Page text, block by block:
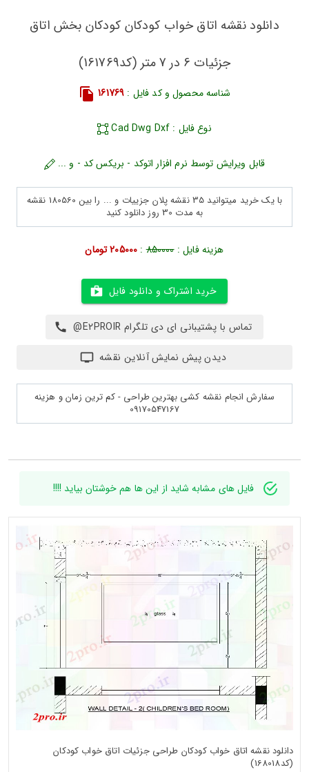
دانلود نقشه اتاق خواب کودکان کودکان بخش اتاق
جزئیات 6 در 7 متر (کد161769)
شناسه محصول و کد فایل : 161769
نوع فایل : Cad Dwg Dxf
قابل ویرایش توسط نرم افزار اتوکد - بریکس کد - و ...
با یک خرید میتوانید 35 نقشه پلان جزییات و ... را بین 180560 نقشه
به مدت 30 روز دانلود کنید
هزینه فایل :850000
: 205000 تومان
خرید اشتراک و دانلود فایل
تماس با پشتیبانی ای دی تلگرام E2PROIR@
دیدن پیش نمایش آنلاین نقشه
سفارش انجام نقشه کشی بهترین طراحی - کم ترین زمان و هزینه
09170547167
فایل های مشابه شاید از این ها هم خوشتان بیاید !!!!
دانلود نقشه اتاق خواب کودکان طراحی جزئیات اتاق خواب کودکان
(کد168018)